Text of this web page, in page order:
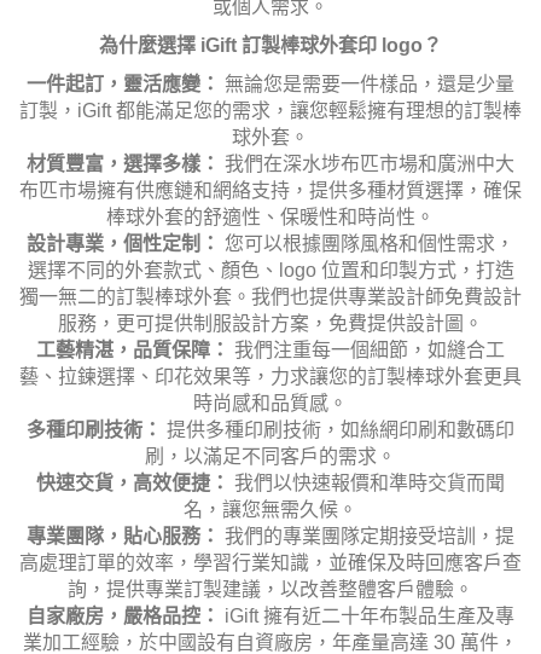
或個人需求。
為什麼選擇 iGift 訂製棒球外套印 logo？
一件起訂，靈活應變：
無論您是需要一件樣品，還是少量
訂製，iGift 都能滿足您的需求，讓您輕鬆擁有理想的訂製棒
球外套。
材質豐富，選擇多樣： 我們在深水埗布匹市場和廣洲中大
布匹市場擁有供應鏈和網絡支持，提供多種材質選擇，確保
棒球外套的舒適性、保暖性和時尚性。
設計專業，個性定制： 您可以根據團隊風格和個性需求，
選擇不同的外套款式、顏色、logo 位置和印製方式，打造
獨一無二的訂製棒球外套。我們也提供專業設計師免費設計
服務，更可提供制服設計方案，免費提供設計圖。
工藝精湛，品質保障： 我們注重每一個細節，如縫合工
藝、拉鍊選擇、印花效果等，力求讓您的訂製棒球外套更具
時尚感和品質感。
多種印刷技術： 提供多種印刷技術，如絲網印刷和數碼印
刷，以滿足不同客戶的需求。
快速交貨，高效便捷： 我們以快速報價和準時交貨而聞
名，讓您無需久候。
專業團隊，貼心服務： 我們的專業團隊定期接受培訓，提
高處理訂單的效率，學習行業知識，並確保及時回應客戶查
詢，提供專業訂製建議，以改善整體客戶體驗。
自家廠房，嚴格品控：
iGift 擁有近二十年布製品生產及專
業加工經驗，於中國設有自資廠房，年產量高達 30 萬件，